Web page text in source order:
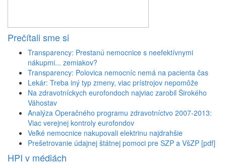
Prečítali sme si
Transparency: Prestanú nemocnice s neefektívnymi
nákupmi... zemiakov?
Transparency: Polovica nemocníc nemá na pacienta čas
Lekár: Treba iný typ zmeny, viac prístrojov nepomôže
Na zdravotníckych eurofondoch najviac zarobil Širokého
Váhostav
Analýza Operačného programu zdravotníctvo 2007-2013:
Viac verejnej kontroly eurofondov
Veľké nemocnice nakupovali elektrinu najdrahšie
Prešetrovanie údajnej štátnej pomoci pre SZP a VšZP [pdf]
HPI v médiách